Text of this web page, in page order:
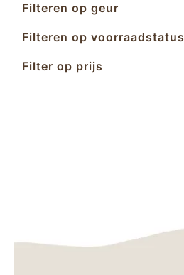
Filteren op geur
Filteren op voorraadstatus
Filter op prijs